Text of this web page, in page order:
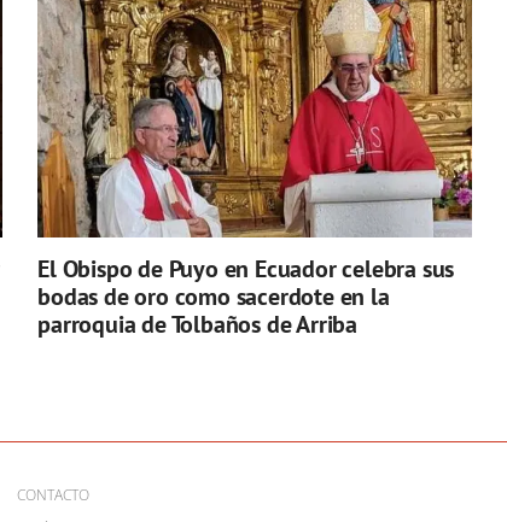
El Obispo de Puyo en Ecuador celebra sus
bodas de oro como sacerdote en la
parroquia de Tolbaños de Arriba
CONTACTO